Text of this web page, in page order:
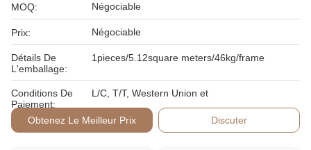
MOQ: Négociable
Prix: Négociable
Détails De
L'emballage:
1pieces/5.12square meters/46kg/frame
Conditions De
Paiement:
L/C, T/T, Western Union et
Obtenez Le Meilleur Prix Discuter